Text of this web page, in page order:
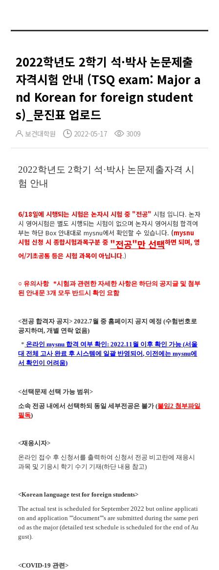
2022학년도 2학기 석·박사 논문제출
자격시험 안내 (TSQ exam: Major a
nd Korean for foreign student
s)_문진표 업로드
보건대학원 2022-05-17 3009
2022학년도 2학기 석 ·박사 논문제출자격 시
험 안내
6/18일에 시행되는 시험은 논자시 시험 중 "전공" 시험 입니다. 논자
시 영어시험은 별도 시행되는 시험이 없으며 논자시 영어시험 합격여
부는 하단 Box 안내대로 mysnu에서 확인할 수 있습니다. (mysnu
시험 신청 시 종합시험과목구분 중 "전공"만 선택하면 되며, 영
어/기초공통 등은 시험 과목이 아닙니다.)
○ 유의사항 *시험과 관련한 자세한 사항은 하단의 공지글 및 첨부
된 안내문 3개 모두 반드시 확인 요함
<전공 합격자 공지> 2022.7월 중 홈페이지 공지 예정(수험번호로
공지하며,개별 연락 없음)
* 온라인 mysnu 합격 여부 확인:2022.11월 이후 확인 가능(서울
대 전체 고사 완료 후 시스템에 일괄 반영되어, 이전에는mysnu에
서 확인이 어려움)
<선택문제 선택 가능 범위>
소속 전공 내에서 선택하되 동일 세부전공은 불가 (붙임2 첨부파일
필독)
<재응시자>
온라인 접수 후 신청서를 출력하여 신청서 전공 비고란에 재응시
과목 및 기응시 학기 수기 기재(하단 내용 참고)
<Korean language test for foreign students>
The actual test is scheduled for September 2022 but online applicati
on and application ''''document''''s are submitted during the same peri
od as the major (detailed test schedule is scheduled for the end of Au
gust).
<COVID-19 관련>